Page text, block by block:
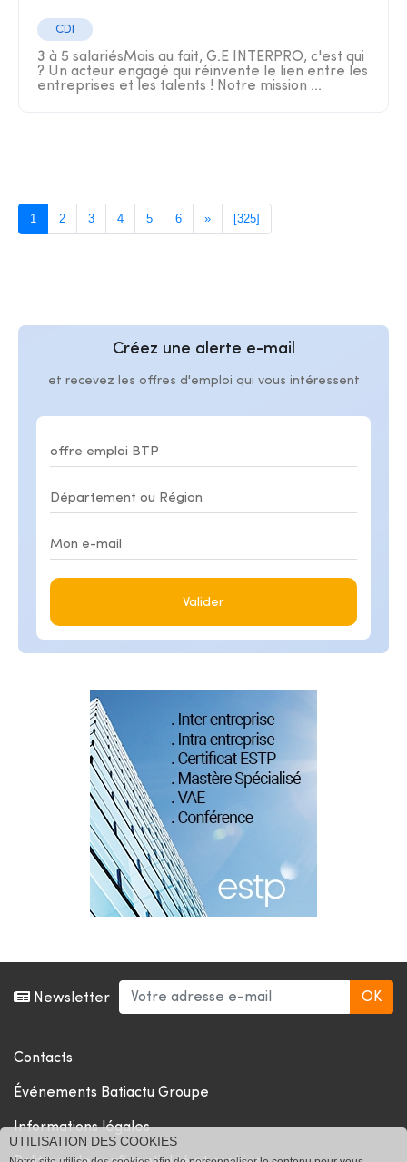
CDI
3 à 5 salariésMais au fait, G.E INTERPRO, c'est qui
? Un acteur engagé qui réinvente le lien entre les
entreprises et les talents ! Notre mission ...
1 2 3 4 5 6 » [325]
Créez une alerte e-mail
et recevez les offres d'emploi qui vous intéressent
Valider
Newsletter
Contacts
Événements Batiactu Groupe
Informations légales
UTILISATION DES COOKIES